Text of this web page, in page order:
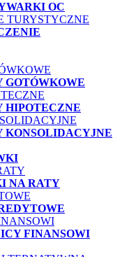
OC
GOTÓWKOWE
HIPOTECZNE
KONSOLIDACYJNE
NA RATY
FINANSOWI